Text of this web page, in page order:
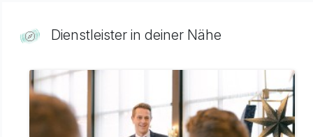
Dienstleister in deiner Nähe